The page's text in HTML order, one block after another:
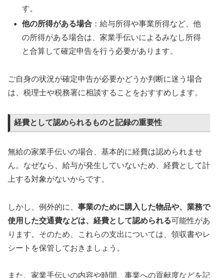
す。
他の所得がある場合 ：給与所得や事業所得など、他
の所得がある場合は、家業手伝いによるみなし所得
と合算して確定申告を行う必要があります。
ご自身の状況が確定申告が必要かどうか判断に迷う場合
は、税理士や税務署に相談することをおすすめします。
経費として認められるものと記録の重要性
無給の家業手伝いの場合、基本的に経費は認められませ
ん。なぜなら、給与が発生していないため、経費として計
上する対象がないからです。
しかし、例外的に、 事業のために購入した物品や、業務で
使用した交通費などは、経費として認められる可能性があ
ります。そのため、これらの支出については、領収書やレ
シートを保管しておきましょう。
また、家業手伝いの内容や時間、事業への貢献度などを記